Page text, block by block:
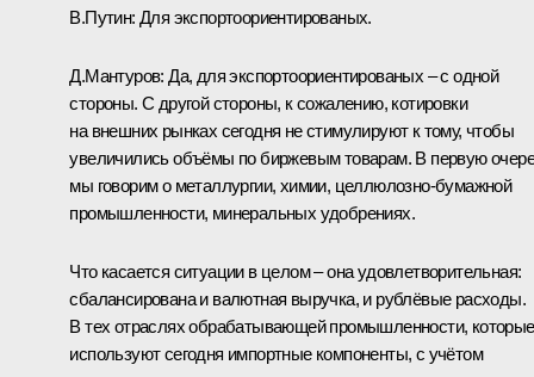
В.Путин: Для экспортоориентированых.
Д.Мантуров: Да, для экспортоориентированых – с одной
стороны. С другой стороны, к сожалению, котировки
на внешних рынках сегодня не стимулируют к тому, чтобы
увеличились объёмы по биржевым товарам. В первую
мы говорим о металлургии, химии, целлюлозно-бумажной
промышленности, минеральных удобрениях.
Что касается ситуации в целом – она удовлетворительная:
сбалансирована и валютная выручка, и рублёвые расходы.
В тех отраслях обрабатывающей промышленности, которые
используют сегодня импортные компоненты, с учётом